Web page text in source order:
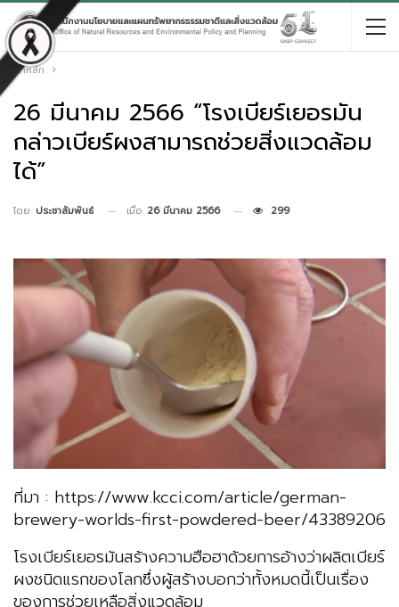
หน้าหลัก
26 มีนาคม 2566 “โรงเบียร์เยอรมัน
กล่าวเบียร์ผงสามารถช่วยสิ่งแวดล้อม
ได้”
โดย ประชาสัมพันธ์ เมื่อ 26 มีนาคม 2566 299
ที่มา : https://www.kcci.com/article/german-
brewery-worlds-first-powdered-beer/43389206
โรงเบียร์เยอรมันสร้างความฮือฮาด้วยการอ้างว่าผลิตเบียร์
ผงชนิดแรกของโลกซึ่งผู้สร้างบอกว่าทั้งหมดนี้เป็นเรื่อง
ของการช่วยเหลือสิ่งแวดล้อม